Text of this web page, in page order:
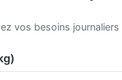
vos besoins journaliers